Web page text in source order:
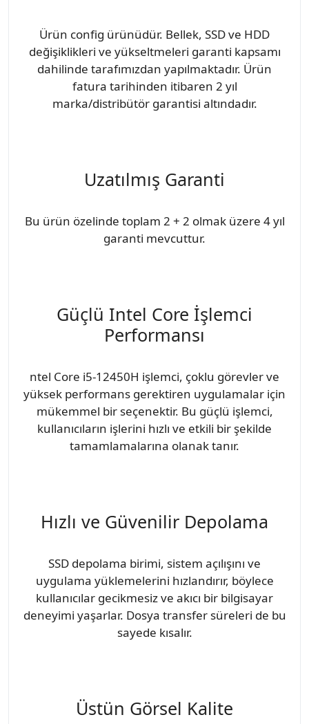
Ürün config ürünüdür. Bellek, SSD ve HDD
değişiklikleri ve yükseltmeleri garanti kapsamı
dahilinde tarafımızdan yapılmaktadır. Ürün
fatura tarihinden itibaren 2 yıl
marka/distribütör garantisi altındadır.
Uzatılmış Garanti
Bu ürün özelinde toplam 2 + 2 olmak üzere 4 yıl
garanti mevcuttur.
Güçlü Intel Core İşlemci
Performansı
ntel Core i5-12450H işlemci, çoklu görevler ve
yüksek performans gerektiren uygulamalar için
mükemmel bir seçenektir. Bu güçlü işlemci,
kullanıcıların işlerini hızlı ve etkili bir şekilde
tamamlamalarına olanak tanır.
Hızlı ve Güvenilir Depolama
SSD depolama birimi, sistem açılışını ve
uygulama yüklemelerini hızlandırır, böylece
kullanıcılar gecikmesiz ve akıcı bir bilgisayar
deneyimi yaşarlar. Dosya transfer süreleri de bu
sayede kısalır.
Üstün Görsel Kalite